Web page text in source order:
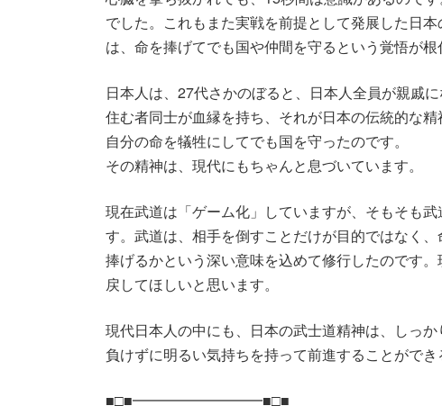
でした。これもまた実戦を前提として発展した日
は、命を捧げてでも国や仲間を守るという覚悟が根
日本人は、27代さかのぼると、日本人全員が親戚
住む者同士が血縁を持ち、それが日本の伝統的な
自分の命を犠牲にしてでも国を守ったのです。
その精神は、現代にもちゃんと息づいています。
現在武道は「ゲーム化」していますが、そもそも
す。武道は、相手を倒すことだけが目的ではなく
捧げるかという深い意味を込めて修行したのです
戻してほしいと思います。
現代日本人の中にも、日本の武士道精神は、しっ
負けずに明るい気持ちを持って前進することができ
■□■━━━━━━━━━■□■